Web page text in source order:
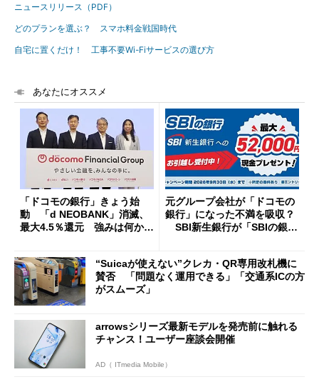
ニュースリリース（PDF）
どのプランを選ぶ？ スマホ料金戦国時代
自宅に置くだけ！ 工事不要Wi-Fiサービスの選び方
あなたにオススメ
「ドコモの銀行」きょう始
動 「d NEOBANK」消滅、
最大4.5％還元 強みは何か解
元グループ会社が「ドコモの
銀行」になった不満を吸収？
SBI新生銀行が「SBIの銀
開催
“Suicaが使えない”クレカ・QR専用改札機に
賛否 「問題なく運用できる」「交通系ICの方
がスムーズ」
arrowsシリーズ最新モデルを発売前に触れる
チャンス！ユーザー座談会開催
AD（ ITmedia Mobile）